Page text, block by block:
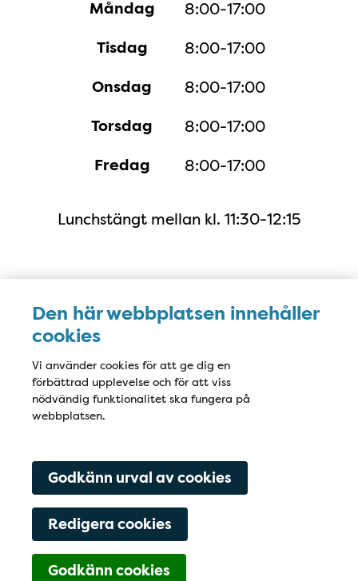
Den här webbplatsen innehåller
cookies
Vi använder cookies för att ge dig en
förbättrad upplevelse och för att viss
nödvändig funktionalitet ska fungera på
webbplatsen.
Godkänn urval av cookies
Redigera cookies
Godkänn cookies
Måndag 8:00-17:00
Tisdag 8:00-17:00
Onsdag 8:00-17:00
Torsdag 8:00-17:00
Fredag 8:00-17:00
Lunchstängt mellan kl. 11:30-12:15
Karta